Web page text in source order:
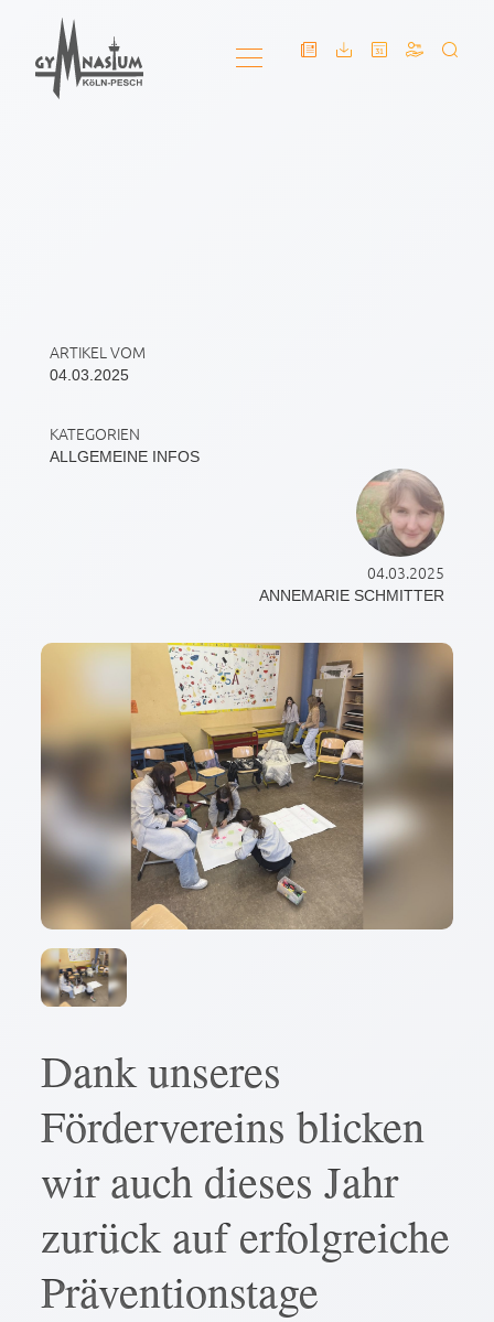
ARTIKEL VOM
04.03.2025
KATEGORIEN
ALLGEMEINE INFOS
04.03.2025
ANNEMARIE SCHMITTER
Dank unseres
Fördervereins blicken
wir auch dieses Jahr
zurück auf erfolgreiche
Präventionstage